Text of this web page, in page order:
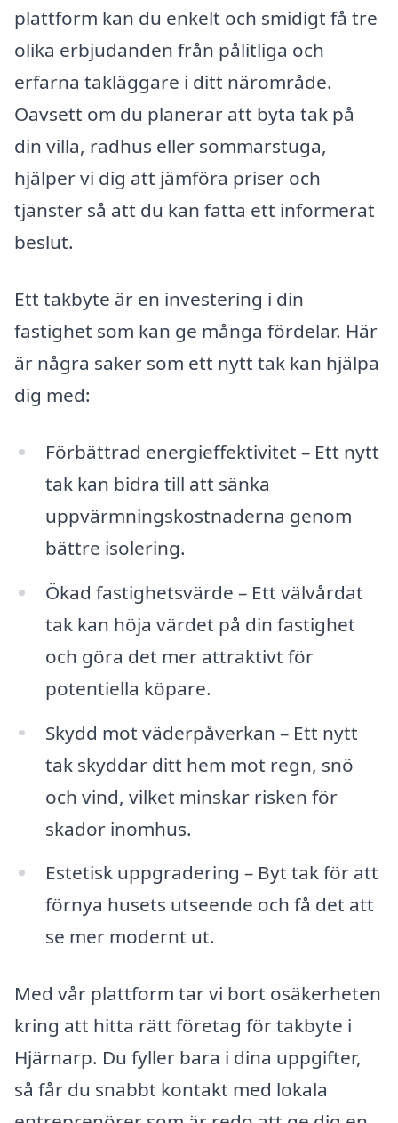
plattform kan du enkelt och smidigt få tre
olika erbjudanden från pålitliga och
erfarna takläggare i ditt närområde.
Oavsett om du planerar att byta tak på
din villa, radhus eller sommarstuga,
hjälper vi dig att jämföra priser och
tjänster så att du kan fatta ett informerat
beslut.
Ett takbyte är en investering i din
fastighet som kan ge många fördelar. Här
är några saker som ett nytt tak kan hjälpa
dig med:
Förbättrad energieffektivitet – Ett nytt
tak kan bidra till att sänka
uppvärmningskostnaderna genom
bättre isolering.
Ökad fastighetsvärde – Ett välvårdat
tak kan höja värdet på din fastighet
och göra det mer attraktivt för
potentiella köpare.
Skydd mot väderpåverkan – Ett nytt
tak skyddar ditt hem mot regn, snö
och vind, vilket minskar risken för
skador inomhus.
Estetisk uppgradering – Byt tak för att
förnya husets utseende och få det att
se mer modernt ut.
Med vår plattform tar vi bort osäkerheten
kring att hitta rätt företag för takbyte i
Hjärnarp. Du fyller bara i dina uppgifter,
så får du snabbt kontakt med lokala